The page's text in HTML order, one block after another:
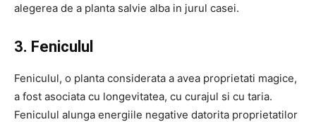
alegerea de a planta salvie alba in jurul casei.
3. Feniculul
Feniculul, o planta considerata a avea proprietati magice,
a fost asociata cu longevitatea, cu curajul si cu taria.
Feniculul alunga energiile negative datorita proprietatilor